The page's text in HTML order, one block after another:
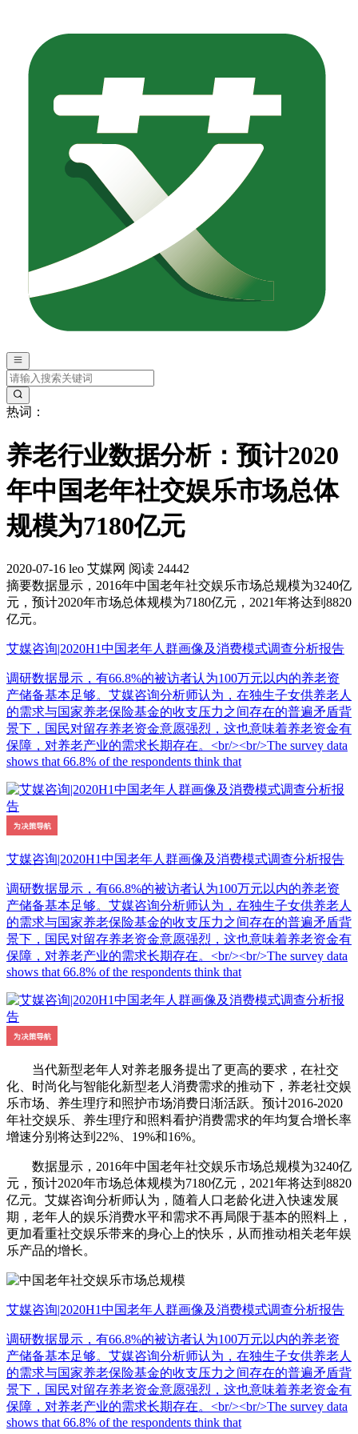
热词：
养老行业数据分析：预计2020
年中国老年社交娱乐市场总体
规模为7180亿元
2020-07-16 leo 艾媒网 阅读 24442
摘要数据显示，2016年中国老年社交娱乐市场总规模为3240亿
元，预计2020年市场总体规模为7180亿元，2021年将达到8820
亿元。
艾媒咨询|2020H1中国老年人群画像及消费模式调查分析报告
调研数据显示，有66.8%的被访者认为100万元以内的养老资
产储备基本足够。艾媒咨询分析师认为，在独生子女供养老人
的需求与国家养老保险基金的收支压力之间存在的普遍矛盾背
景下，国民对留存养老资金意愿强烈，这也意味着养老资金有
保障，对养老产业的需求长期存在。<br/><br/>The survey data
shows that 66.8% of the respondents think that
艾媒咨询|2020H1中国老年人群画像及消费模式调查分析报告
调研数据显示，有66.8%的被访者认为100万元以内的养老资
产储备基本足够。艾媒咨询分析师认为，在独生子女供养老人
的需求与国家养老保险基金的收支压力之间存在的普遍矛盾背
景下，国民对留存养老资金意愿强烈，这也意味着养老资金有
保障，对养老产业的需求长期存在。<br/><br/>The survey data
shows that 66.8% of the respondents think that
当代新型老年人对养老服务提出了更高的要求，在社交
化、时尚化与智能化新型老人消费需求的推动下，养老社交娱
乐市场、养生理疗和照护市场消费日渐活跃。预计2016-2020
年社交娱乐、养生理疗和照料看护消费需求的年均复合增长率
增速分别将达到22%、19%和16%。
数据显示，2016年中国老年社交娱乐市场总规模为3240亿
元，预计2020年市场总体规模为7180亿元，2021年将达到8820
亿元。艾媒咨询分析师认为，随着人口老龄化进入快速发展
期，老年人的娱乐消费水平和需求不再局限于基本的照料上，
更加看重社交娱乐带来的身心上的快乐，从而推动相关老年娱
乐产品的增长。
艾媒咨询|2020H1中国老年人群画像及消费模式调查分析报告
调研数据显示，有66.8%的被访者认为100万元以内的养老资
产储备基本足够。艾媒咨询分析师认为，在独生子女供养老人
的需求与国家养老保险基金的收支压力之间存在的普遍矛盾背
景下，国民对留存养老资金意愿强烈，这也意味着养老资金有
保障，对养老产业的需求长期存在。<br/><br/>The survey data
shows that 66.8% of the respondents think that